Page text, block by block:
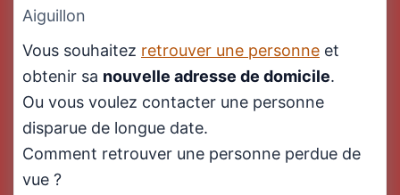
Aiguillon
Vous souhaitez retrouver une personne et
obtenir sa nouvelle adresse de domicile.
Ou vous voulez contacter une personne
disparue de longue date.
Comment retrouver une personne perdue de
vue ?